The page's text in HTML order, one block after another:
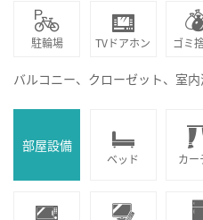
駐輪場 TVドアホン ゴミ
バルコニー、クローゼット、室
部屋設備
ベッド カー